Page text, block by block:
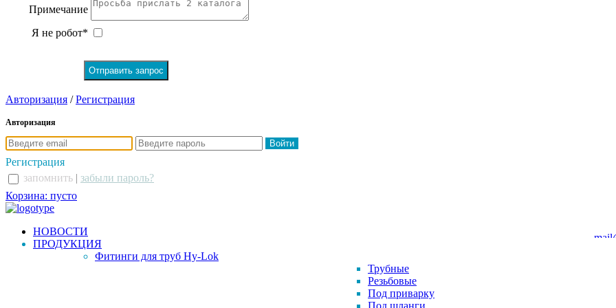
Примечание
Я не робот*
Авторизация /Регистрация
Авторизация
Регистрация
запомнить | забыли пароль?
Корзина: пусто
НОВОСТИ
ПРОДУКЦИЯ
Фитинги для труб Hy-Lok
Трубные
Резьбовые
Под приварку
Под шланги